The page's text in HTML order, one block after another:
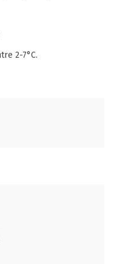
2-7°C.